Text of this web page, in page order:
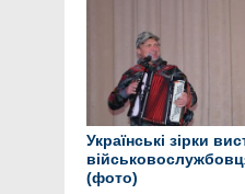
Українські зірки
(фото)